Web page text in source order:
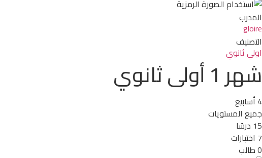
المدرب
gloire
التصنيف
اولي ثانوي
شهر 1 أولى ثانوي
4 أسابيع
جميع المستويات
15 درسًا
7 اختبارات
0 طالب